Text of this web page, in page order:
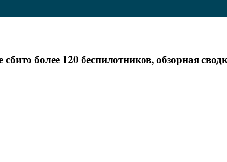
более 120 беспилотников, обзорная